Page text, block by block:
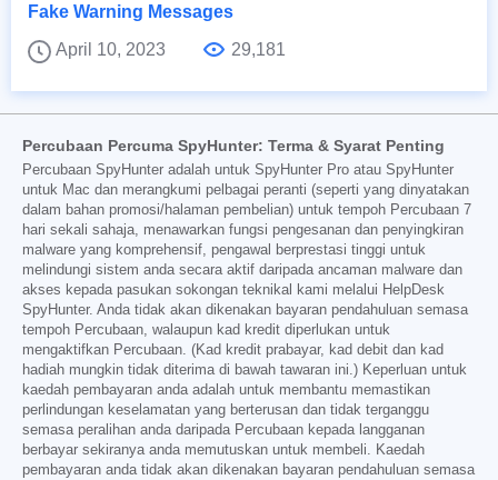
Fake Warning Messages
April 10, 2023
29,181
Percubaan Percuma SpyHunter: Terma & Syarat Penting
Percubaan SpyHunter adalah untuk SpyHunter Pro atau SpyHunter
untuk Mac dan merangkumi pelbagai peranti (seperti yang dinyatakan
dalam bahan promosi/halaman pembelian) untuk tempoh Percubaan 7
hari sekali sahaja, menawarkan fungsi pengesanan dan penyingkiran
malware yang komprehensif, pengawal berprestasi tinggi untuk
melindungi sistem anda secara aktif daripada ancaman malware dan
akses kepada pasukan sokongan teknikal kami melalui HelpDesk
SpyHunter. Anda tidak akan dikenakan bayaran pendahuluan semasa
tempoh Percubaan, walaupun kad kredit diperlukan untuk
mengaktifkan Percubaan. (Kad kredit prabayar, kad debit dan kad
hadiah mungkin tidak diterima di bawah tawaran ini.) Keperluan untuk
kaedah pembayaran anda adalah untuk membantu memastikan
perlindungan keselamatan yang berterusan dan tidak terganggu
semasa peralihan anda daripada Percubaan kepada langganan
berbayar sekiranya anda memutuskan untuk membeli. Kaedah
pembayaran anda tidak akan dikenakan bayaran pendahuluan semasa